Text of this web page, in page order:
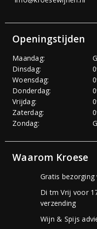
Openingstijden
Maandag:
Dinsdag:
Woensdag:
Donderdag:
Vrijdag:
Zaterdag:
Zondag:
Waarom Kroese
Gratis bezorging
Di tm Vrij voor
verzending
Wijn & Spijs